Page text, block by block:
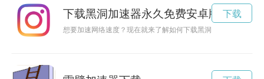
下载黑洞加速器永久免费安卓版
想要加速网络速度？现在就来了解如何下载黑洞加速器，让你的
下载